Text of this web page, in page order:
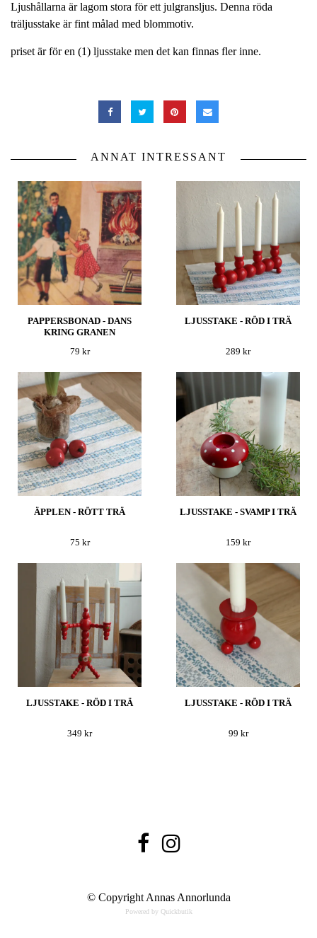
Ljushållarna är lagom stora för ett julgransljus. Denna röda
träljusstake är fint målad med blommotiv.
priset är för en (1) ljusstake men det kan finnas fler inne.
ANNAT INTRESSANT
PAPPERSBONAD - DANS
KRING GRANEN
79 kr
LJUSSTAKE - RÖD I TRÄ
289 kr
ÄPPLEN - RÖTT TRÄ
75 kr
LJUSSTAKE - SVAMP I TRÄ
159 kr
LJUSSTAKE - RÖD I TRÄ
349 kr
LJUSSTAKE - RÖD I TRÄ
99 kr
© Copyright Annas Annorlunda
Powered by Quickbutik